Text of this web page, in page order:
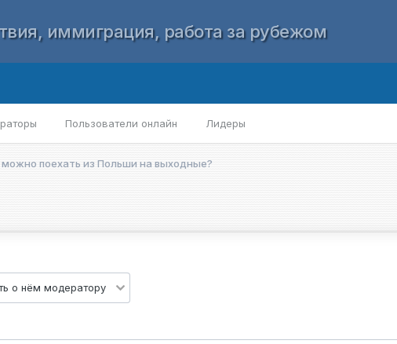
иммиграция, работа за рубежом
Пользователи онлайн Лидеры
можно поехать из Польши на выходные?